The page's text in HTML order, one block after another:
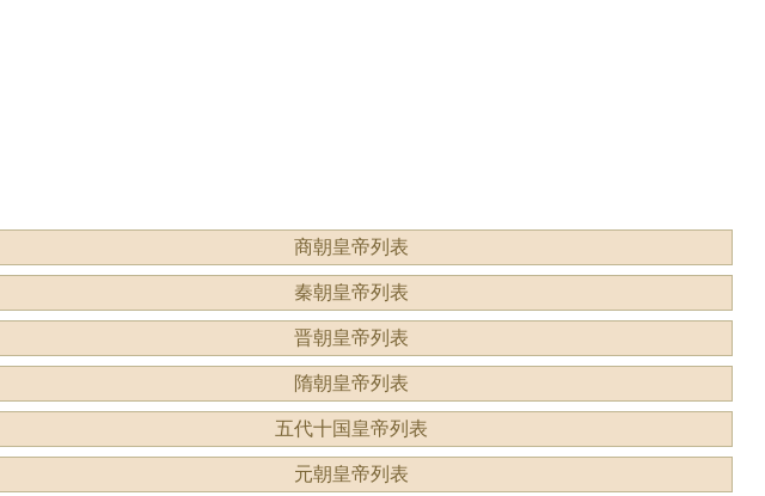
商朝皇帝列表
秦朝皇帝列表
晋朝皇帝列表
隋朝皇帝列表
五代十国皇帝列表
元朝皇帝列表